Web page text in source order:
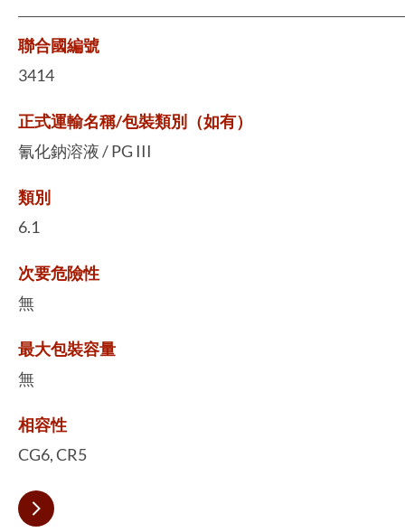
聯合國編號
3414
正式運輸名稱/包裝類別（如有）
氰化鈉溶液 / PG III
類別
6.1
次要危險性
無
最大包裝容量
無
相容性
CG6, CR5